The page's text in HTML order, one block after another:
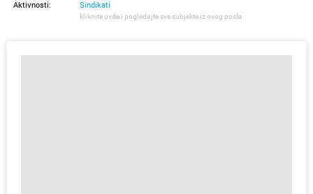
Aktivnosti: Sindikati
kliknite ovde i pogledajte sve subjekte iz ovog posla